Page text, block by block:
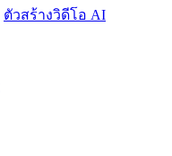
ตัวสร้างวิดีโอ AI